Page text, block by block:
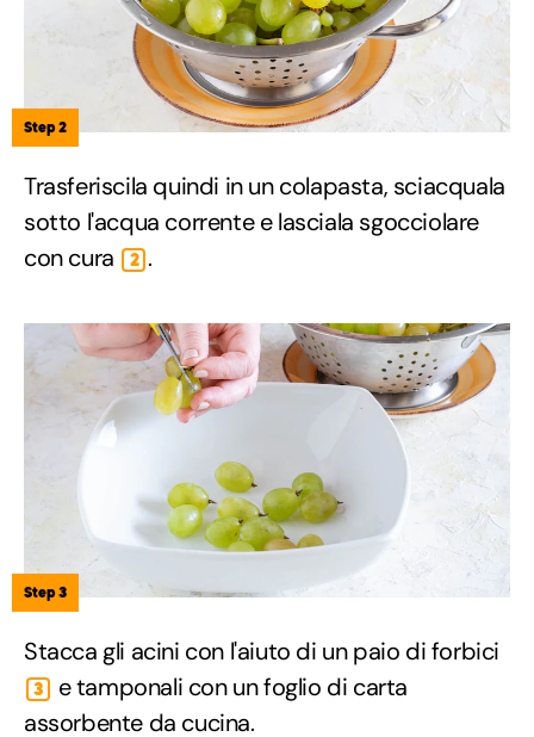
Step 2
Trasferiscila quindi in un colapasta, sciacquala
sotto l'acqua corrente e lasciala sgocciolare
con cura
2 .
Step 3
Stacca gli acini con l'aiuto di un paio di forbici
3
e tamponali con un foglio di carta
assorbente da cucina.